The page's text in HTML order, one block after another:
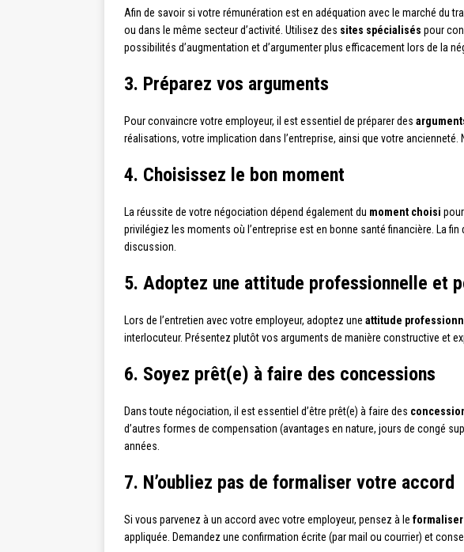
Afin de savoir si votre rémunération est en adéquation avec le marché du
ou dans le même secteur d’activité. Utilisez des sites spécialisés pour
possibilités d’augmentation et d’argumenter plus efficacement lors de la
3. Préparez vos arguments
Pour convaincre votre employeur, il est essentiel de préparer des
réalisations, votre implication dans l’entreprise, ainsi que votre
4. Choisissez le bon moment
La réussite de votre négociation dépend également du moment choisi
privilégiez les moments où l’entreprise est en bonne santé financière. La
discussion.
5. Adoptez une attitude professionnelle et
Lors de l’entretien avec votre employeur, adoptez une attitude
interlocuteur. Présentez plutôt vos arguments de manière constructive et
6. Soyez prêt(e) à faire des concessions
Dans toute négociation, il est essentiel d’être prêt(e) à faire des
d’autres formes de compensation (avantages en nature, jours de congé
années.
7. N’oubliez pas de formaliser votre accord
Si vous parvenez à un accord avec votre employeur, pensez à le
appliquée. Demandez une confirmation écrite (par mail ou courrier) et